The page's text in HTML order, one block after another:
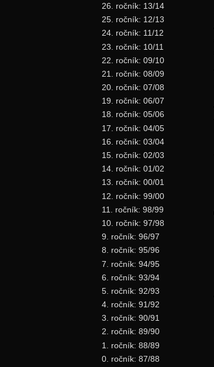
26. ročník: 13/14
25. ročník: 12/13
24. ročník: 11/12
23. ročník: 10/11
22. ročník: 09/10
21. ročník: 08/09
20. ročník: 07/08
19. ročník: 06/07
18. ročník: 05/06
17. ročník: 04/05
16. ročník: 03/04
15. ročník: 02/03
14. ročník: 01/02
13. ročník: 00/01
12. ročník: 99/00
11. ročník: 98/99
10. ročník: 97/98
9. ročník: 96/97
8. ročník: 95/96
7. ročník: 94/95
6. ročník: 93/94
5. ročník: 92/93
4. ročník: 91/92
3. ročník: 90/91
2. ročník: 89/90
1. ročník: 88/89
0. ročník: 87/88